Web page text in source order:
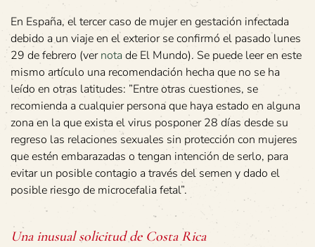
En España, el tercer caso de mujer en gestación infectada
debido a un viaje en el exterior se confirmó el pasado lunes
29 de febrero (vernota de El Mundo). Se puede leer en este
mismo artículo una recomendación hecha que no se ha
leído en otras latitudes: ”Entre otras cuestiones, se
recomienda a cualquier persona que haya estado en alguna
zona en la que exista el virus posponer 28 días desde su
regreso las relaciones sexuales sin protección con mujeres
que estén embarazadas o tengan intención de serlo, para
evitar un posible contagio a través del semen y dado el
posible riesgo de microcefalia fetal”.
Una inusual solicitud de Costa Rica